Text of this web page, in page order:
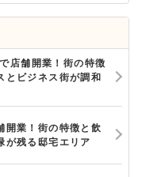
店舗開業！街の特徴
とビジネス街が調和
開業！街の特徴と飲
が残る邸宅エリア